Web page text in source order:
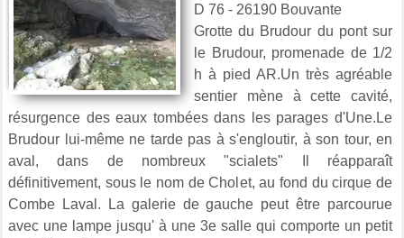
D 76 - 26190 Bouvante
Grotte du Brudour du pont sur
le Brudour, promenade de 1/2
h à pied AR.Un très agréable
sentier mène à cette cavité,
résurgence des eaux tombées dans les parages d'Une.Le
Brudour lui-même ne tarde pas à s'engloutir, à son tour, en
aval, dans de nombreux "scialets" Il réapparaît
définitivement, sous le nom de Cholet, au fond du cirque de
Combe Laval. La galerie de gauche peut être parcourue
avec une lampe jusqu' à une 3e salle qui comporte un petit